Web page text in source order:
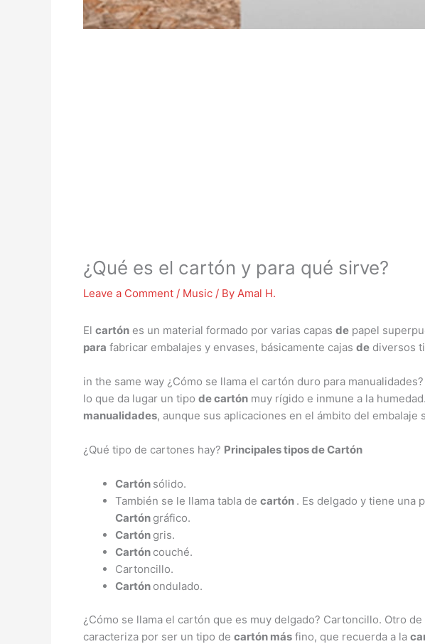
¿Qué es el cartón y para qué sirve?
Leave a Comment / Music / By Amal H.
El cartón es un material formado por varias capas de papel
para fabricar embalajes y envases, básicamente cajas de diversos
in the same way ¿Cómo se llama el cartón duro para manualidades?
lo que da lugar un tipo de cartón muy rígido e inmune a la humedad.
manualidades, aunque sus aplicaciones en el ámbito del embalaje
¿Qué tipo de cartones hay? Principalestipos de Cartón
Cartón sólido.
También se le llama tabla de cartón . Es delgado y tiene una
Cartón gráfico.
Cartón gris.
Cartón couché.
Cartoncillo.
Cartón ondulado.
¿Cómo se llama el cartón que es muy delgado? Cartoncillo. Otro
caracteriza por ser un tipo de cartón más fino, que recuerda a la